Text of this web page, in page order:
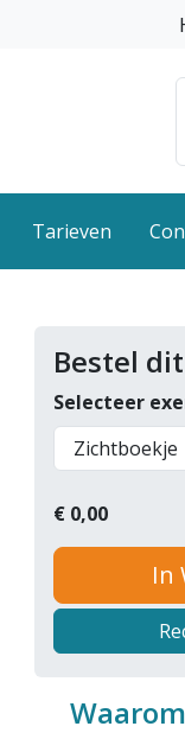
Tarieven
Bestel
Selecteer
€ 0,00